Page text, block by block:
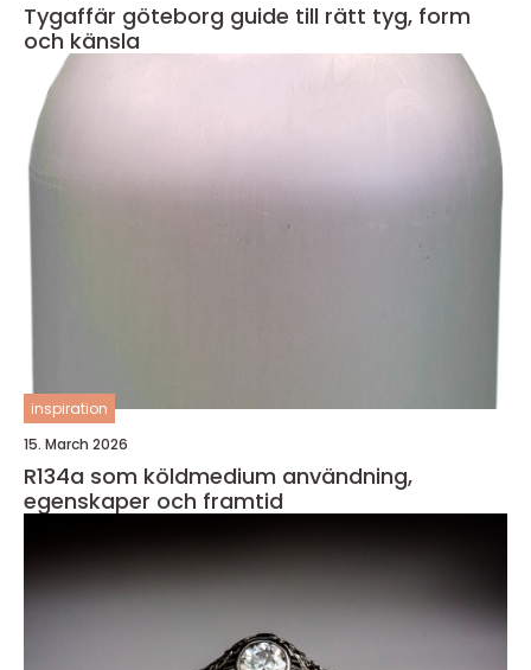
Tygaffär göteborg guide till rätt tyg, form
och känsla
inspiration
15. March 2026
R134a som köldmedium användning,
egenskaper och framtid